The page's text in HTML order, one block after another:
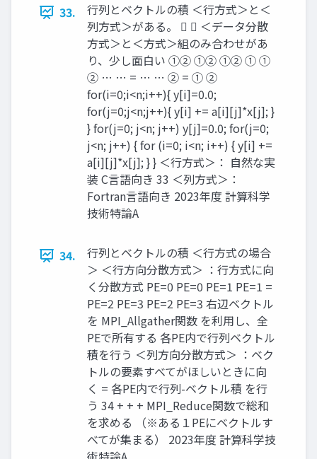
33.
行列とベクトルの積 ＜行方式＞と＜
列方式＞がある。   ＜データ分散
方式＞と＜方式＞組のみ合わせがあ
り、少し面白い ①② ①② ①② ① ①
② … … = … … ② = ① ②
for(i=0;i<n;i++){ y[i]=0.0;
for(j=0;j<n;j++){ y[i] += a[i][j]*x[j]; }
} for(j=0; j<n; j++) y[j]=0.0; for(j=0;
j<n; j++) { for (i=0; i<n; i++) { y[i] +=
a[i][j]*x[j]; } } ＜行方式＞： 自然な実
装 C言語向き 33 ＜列方式＞：
Fortran言語向き 2023年度 計算科学
技術特論A
34.
行列とベクトルの積 ＜行方式の場合
＞ ＜行方向分散方式＞ ：行方式に向
く分散方式 PE=0 PE=0 PE=1 PE=1 =
PE=2 PE=3 PE=2 PE=3 右辺ベクトル
を MPI_Allgather関数 を利用し、全
PEで所有する 各PE内で行列ベクトル
積を行う ＜列方向分散方式＞ ：ベク
トルの要素すべてがほしいときに向
く = 各PE内で行列-ベクトル積 を行
う 34 + + + MPI_Reduce関数で総和
を求める （※ある１PEにベクトルす
べてが集まる） 2023年度 計算科学技